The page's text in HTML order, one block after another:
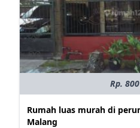
Rp.
Rumah luas murah di
Malang